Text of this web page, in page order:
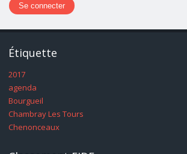
Étiquette
2017
agenda
Bourgueil
Chambray Les Tours
Chenonceaux